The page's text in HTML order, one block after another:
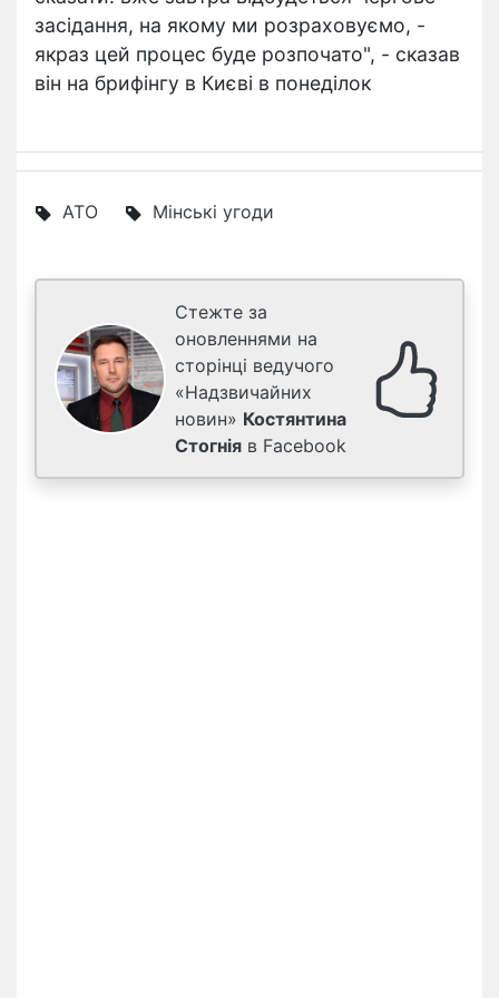
засідання, на якому ми розраховуємо, -
якраз цей процес буде розпочато", - сказав
він на брифінгу в Києві в понеділок
АТО Мінські угоди
Стежте за
оновленнями на
сторінці ведучого
«Надзвичайних
новин» Костянтина
Стогнія в Facebook